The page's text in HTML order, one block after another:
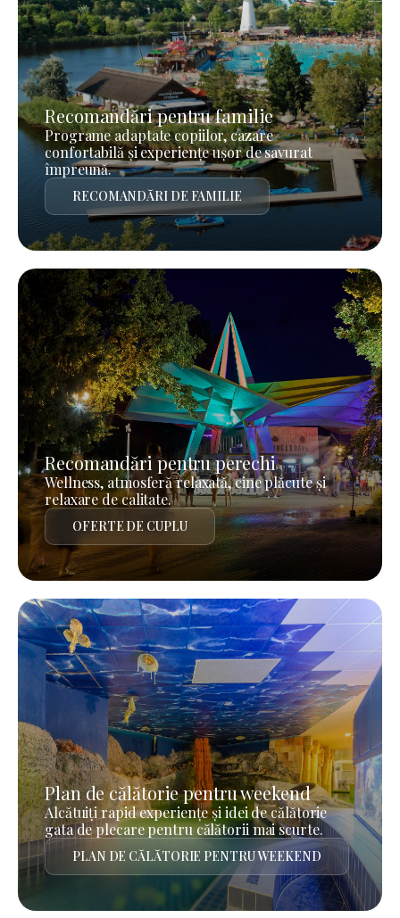
Recomandări pentru familie
Programe adaptate copiilor, cazare
confortabilă și experiențe ușor de savurat
împreună.
RECOMANDĂRI DE FAMILIE
Recomandări pentru perechi
Wellness, atmosferă relaxată, cine plăcute și
relaxare de calitate.
OFERTE DE CUPLU
Plan de călătorie pentru weekend
Alcătuiți rapid experiențe și idei de călătorie
gata de plecare pentru călătorii mai scurte.
PLAN DE CĂLĂTORIE PENTRU WEEKEND